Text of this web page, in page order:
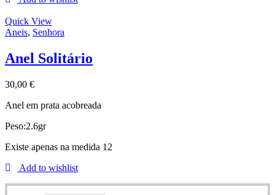
Quick View
Aneis, Senhora
Anel Solitário
30,00 €
Anel em prata acobreada
Peso:2.6gr
Existe apenas na medida 12
Add to wishlist